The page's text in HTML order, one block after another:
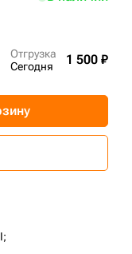
Отгрузка
Сегодня
1 500 ₽